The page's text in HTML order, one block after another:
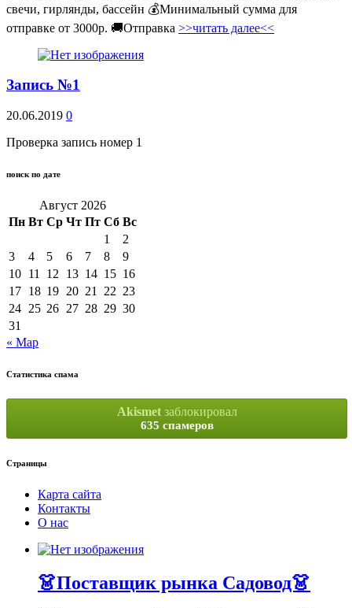
свечи, гирлянды, бассейн 💰Минимальный сумма для
отправке от 3000р. 🚚Отправка >>читать далее<<
Запись №1
20.06.2019 0
Проверка запись номер 1
поиск по дате
Август 2026
Пн Вт Ср Чт Пт Сб Вс
1
2
3
4 5 6 7 8
9
10 11 12 13 14 15 16
17 18 19 20 21 22 23
24 25 26 27 28 29 30
31
« Мар
Статистика спама
Akismetзаблокировал
635 спамеров
Страницы
Карта сайта
Контакты
О нас
👗Поставщик рынка Садовод👗